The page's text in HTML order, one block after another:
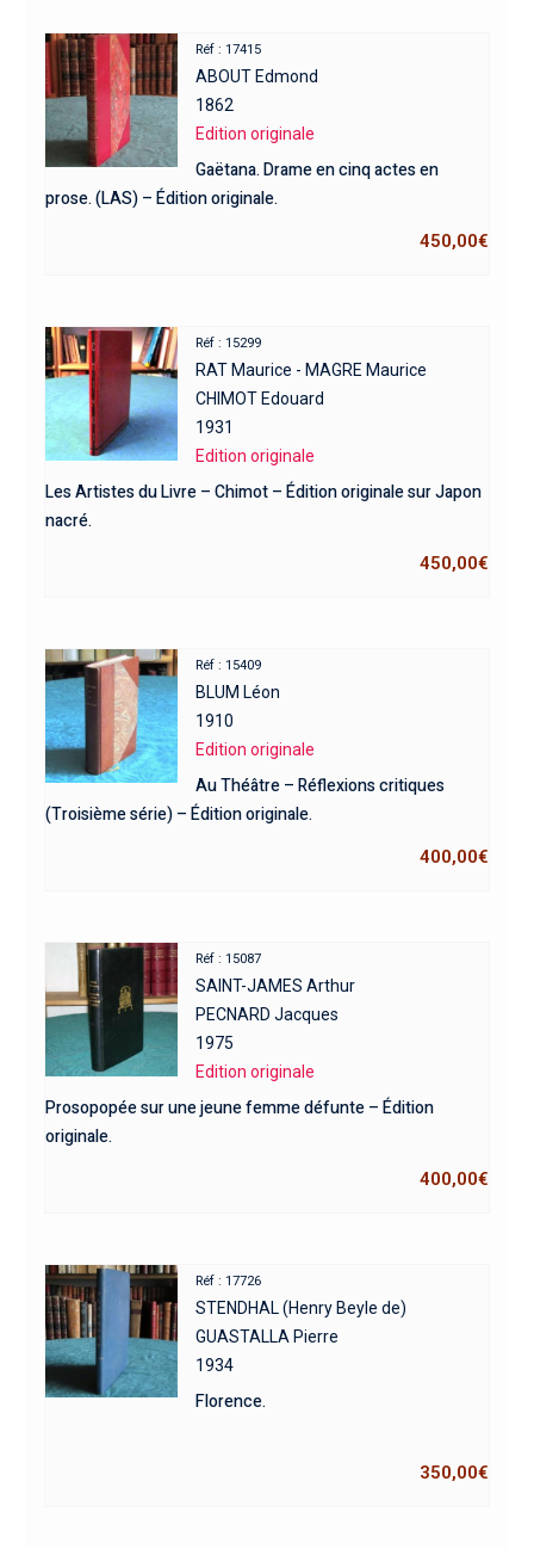
Réf : 17415
ABOUT Edmond
1862
Edition originale
Gaëtana. Drame en cinq actes en
prose. (LAS) – Édition originale.
450,00€
Réf : 15299
RAT Maurice - MAGRE Maurice
CHIMOT Edouard
1931
Edition originale
Les Artistes du Livre – Chimot – Édition originale sur Japon
nacré.
450,00€
Réf : 15409
BLUM Léon
1910
Edition originale
Au Théâtre – Réflexions critiques
(Troisième série) – Édition originale.
400,00€
Réf : 15087
SAINT-JAMES Arthur
PECNARD Jacques
1975
Edition originale
Prosopopée sur une jeune femme défunte – Édition
originale.
400,00€
Réf : 17726
STENDHAL (Henry Beyle de)
GUASTALLA Pierre
1934
Florence.
350,00€